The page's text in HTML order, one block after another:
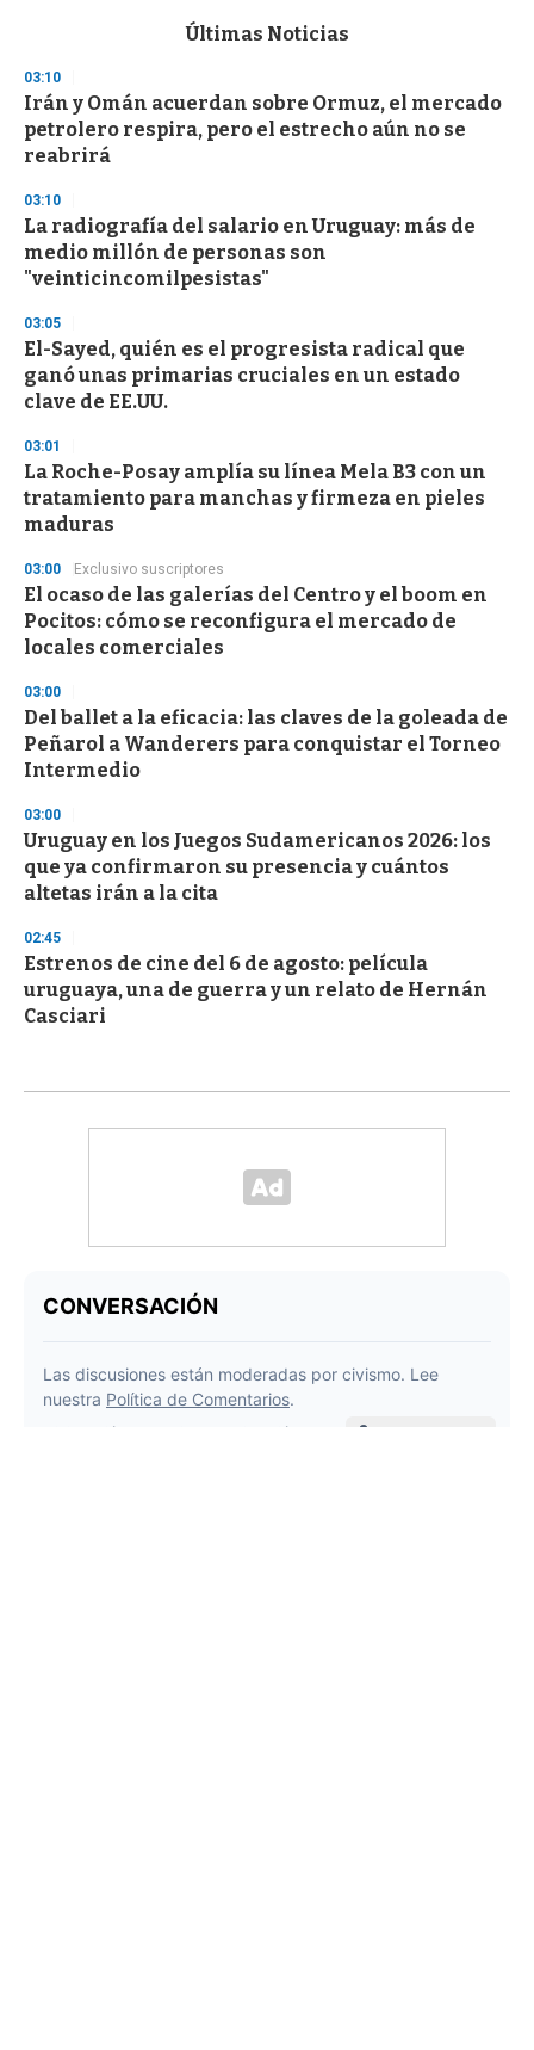
d
s
o
f
3
s
e
c
o
n
Últimas Noticias
03:10
Irán y Omán acuerdan sobre Ormuz, el mercado
petrolero respira, pero el estrecho aún no se
reabrirá
03:10
La radiografía del salario en Uruguay: más de
medio millón de personas son
"veinticincomilpesistas"
03:05
El-Sayed, quién es el progresista radical que
ganó unas primarias cruciales en un estado
clave de EE.UU.
03:01
La Roche-Posay amplía su línea Mela B3 con un
tratamiento para manchas y firmeza en pieles
maduras
03:00 Exclusivo suscriptores
El ocaso de las galerías del Centro y el boom en
Pocitos: cómo se reconfigura el mercado de
locales comerciales
03:00
Del ballet a la eficacia: las claves de la goleada de
Peñarol a Wanderers para conquistar el Torneo
Intermedio
03:00
Uruguay en los Juegos Sudamericanos 2026: los
que ya confirmaron su presencia y cuántos
altetas irán a la cita
02:45
Estrenos de cine del 6 de agosto: película
uruguaya, una de guerra y un relato de Hernán
Casciari